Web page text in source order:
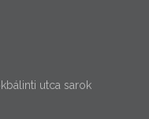
utca sarok